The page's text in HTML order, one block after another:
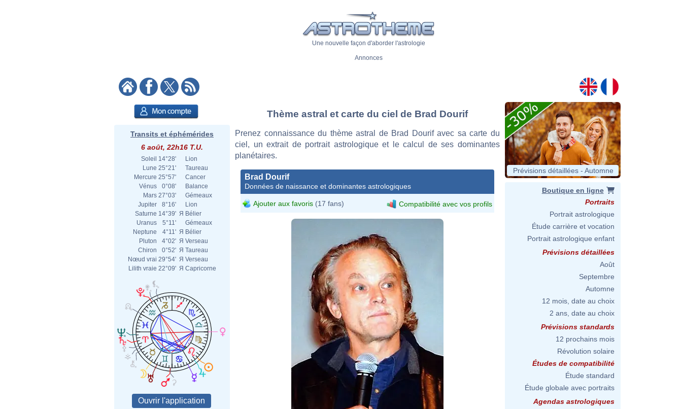
Une nouvelle façon d'aborder l'astrologie
Annonces
Transits et éphémérides
6 août, 22h16 T.U.
Soleil 14°28'
Lion
Lune 25°21'
Taureau
Mercure 25°57'
Cancer
Vénus
0°08'
Balance
Mars 27°03'
Gémeaux
Jupiter
8°16'
Lion
Saturne 14°39' Я Bélier
Uranus
5°11'
Gémeaux
Neptune
4°11' Я Bélier
Pluton
4°02' Я Verseau
Chiron
0°52' Я Taureau
Nœud vrai 29°54' Я Verseau
Lilith vraie 22°09' Я Capricorne
Thème astral et carte du ciel de Brad Dourif
Prenez connaissance du thème astral de Brad Dourif avec sa carte du
ciel, un extrait de portrait astrologique et le calcul de ses dominantes
planétaires.
Brad Dourif
Données de naissance et dominantes astrologiques
Ajouter aux favoris (17 fans) Compatibilité avec vos profils
Prévisions détaillées - Automne
Boutique en ligne
Portraits
Portrait astrologique
Étude carrière et vocation
Portrait astrologique enfant
Prévisions détaillées
Août
Septembre
Automne
12 mois, date au choix
2 ans, date au choix
Prévisions standards
12 prochains mois
Révolution solaire
Études de compatibilité
Étude standard
Étude globale avec portraits
Agendas astrologiques